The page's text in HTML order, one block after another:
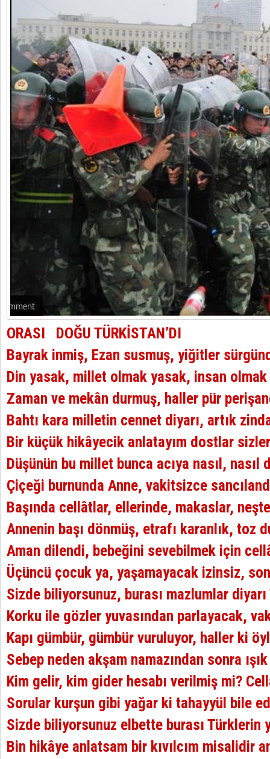
ORASI DOĞU TÜRKİSTAN’DI
Bayrak inmiş, Ezan susmuş, yiğitler
Din yasak, millet olmak yasak, insan
Zaman ve mekân durmuş, haller pür
Bahtı kara milletin cennet diyarı, artık
Bir küçük hikâyecik anlatayım dostlar
Düşünün bu millet bunca acıya nasıl, nasıl
Çiçeği burnunda Anne, vakitsizce
Başında cellâtlar, ellerinde, makaslar,
Annenin başı dönmüş, etrafı karanlık, toz
Aman dilendi, bebeğini sevebilmek için
Üçüncü çocuk ya, yaşamayacak izinsiz,
Sizde biliyorsunuz, burası mazlumlar diyarı
Korku ile gözler yuvasından parlayacak,
Kapı gümbür, gümbür vuruluyor, haller ki
Sebep neden akşam namazından sonra
Kim gelir, kim gider hesabı verilmiş mi?
Sorular kurşun gibi yağar ki tahayyül bile
Sizde biliyorsunuz elbette burası Türklerin
Bin hikâye anlatsam bir kıvılcım misalidir